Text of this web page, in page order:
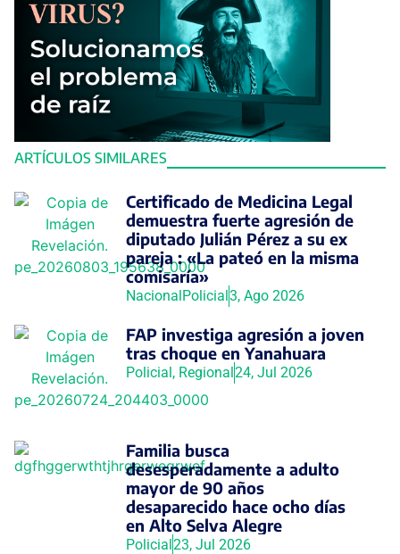
ARTÍCULOS SIMILARES
Certificado de Medicina Legal
demuestra fuerte agresión de
diputado Julián Pérez a su ex
pareja : «La pateó en la misma
comisaría»
NacionalPolicial3, Ago 2026
FAP investiga agresión a joven
tras choque en Yanahuara
Policial, Regional24, Jul 2026
Familia busca
desesperadamente a adulto
mayor de 90 años
desaparecido hace ocho días
en Alto Selva Alegre
Policial23, Jul 2026